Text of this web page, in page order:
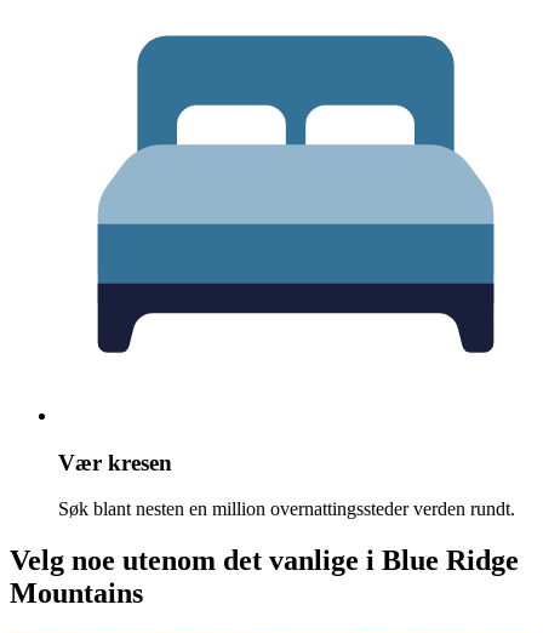
Vær kresen
Søk blant nesten en million overnattingssteder verden rundt.
Velg noe utenom det vanlige i Blue Ridge
Mountains